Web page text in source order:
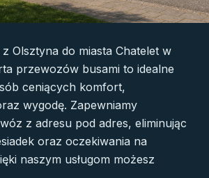
Olsztyna do miasta Chatelet w
przewozów busami to idealne
ceniących komfort,
wygodę. Zapewniamy
z adresu pod adres, eliminując
oraz oczekiwania na
naszym usługom możesz